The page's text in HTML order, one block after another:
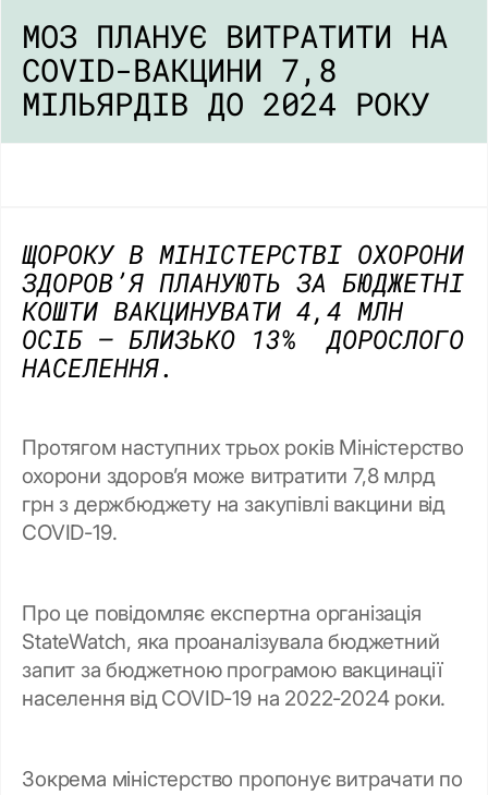
МОЗ ПЛАНУЄ ВИТРАТИТИ НА
COVID-ВАКЦИНИ 7,8
МІЛЬЯРДІВ ДО 2024 РОКУ
ЩОРОКУ В МІНІСТЕРСТВІ ОХОРОНИ
ЗДОРОВ’Я ПЛАНУЮТЬ ЗА БЮДЖЕТНІ
КОШТИ ВАКЦИНУВАТИ 4,4 МЛН
ОСІБ – БЛИЗЬКО 13% ДОРОСЛОГО
НАСЕЛЕННЯ.
Протягом наступних трьох років Міністерство
охорони здоров’я може витратити 7,8 млрд
грн з держбюджету на закупівлі вакцини від
COVID-19.
Про це повідомляє експертна організація
StateWatch, яка проаналізувала бюджетний
запит за бюджетною програмою вакцинації
населення від COVID-19 на 2022-2024 роки.
Зокрема міністерство пропонує витрачати по